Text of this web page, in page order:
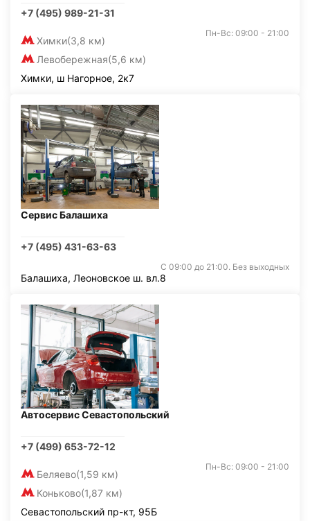
+7 (495) 989-21-31
Химки(3,8 км)
Левобережная(5,6 км)
Пн-Вс: 09:00 - 21:00
Химки, ш Нагорное, 2к7
Сервис Балашиха
+7 (495) 431-63-63
С 09:00 до 21:00. Без выходных
Балашиха, Леоновское ш. вл.8
Автосервис Севастопольский
+7 (499) 653-72-12
Беляево(1,59 км)
Коньково(1,87 км)
Пн-Вс: 09:00 - 21:00
Севастопольский пр-кт, 95Б